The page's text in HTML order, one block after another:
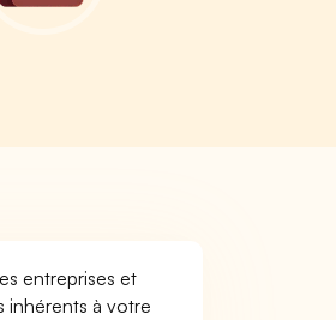
entreprises et
inhérents à votre